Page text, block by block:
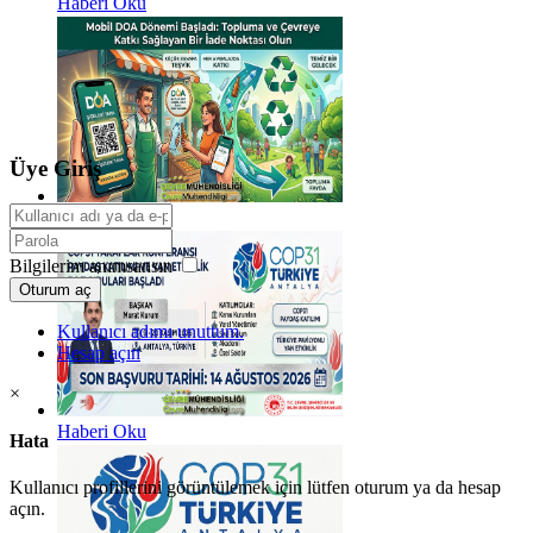
Haberi Oku
Haberi Oku
Üye Giriş
Bilgilerim anımsansın
Oturum aç
Kullanıcı adımı unuttum.
Hesap açın
×
Hata
Kullanıcı profillerini görüntülemek için lütfen oturum ya da hesap
açın.